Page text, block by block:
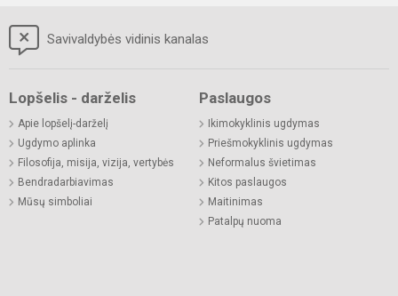
Savivaldybės vidinis kanalas
Lopšelis - darželis
Apie lopšelį-darželį
Ugdymo aplinka
Filosofija, misija, vizija, vertybės
Bendradarbiavimas
Mūsų simboliai
Paslaugos
Ikimokyklinis ugdymas
Priešmokyklinis ugdymas
Neformalus švietimas
Kitos paslaugos
Maitinimas
Patalpų nuoma